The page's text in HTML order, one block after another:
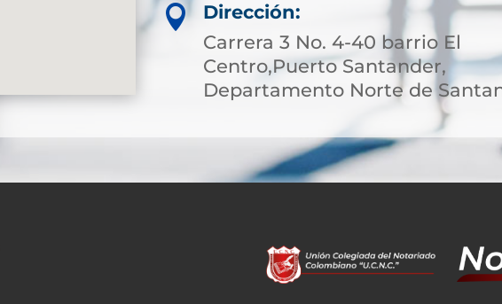

Dirección:
Carrera 3 No. 4-40 barrio El
Centro,Puerto Santander,
Departamento Norte de